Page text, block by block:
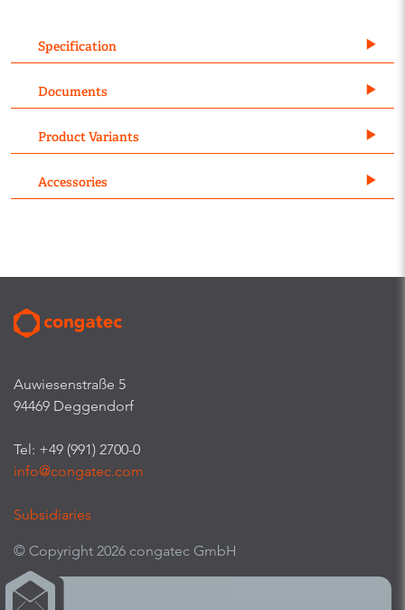
Specification
Documents
Product Variants
Accessories
Auwiesenstraße 5
94469 Deggendorf
Tel: +49 (991) 2700-0
info@congatec.com
Subsidiaries
© Copyright 2026 congatec GmbH